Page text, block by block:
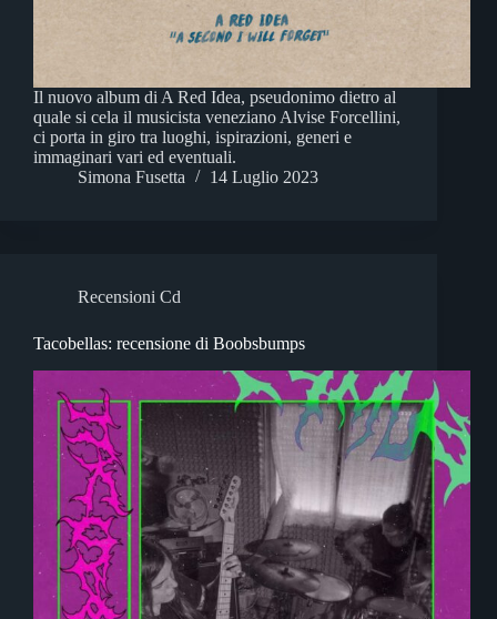
Il nuovo album di A Red Idea, pseudonimo dietro al
quale si cela il musicista veneziano Alvise Forcellini,
ci porta in giro tra luoghi, ispirazioni, generi e
immaginari vari ed eventuali.
Simona Fusetta
14 Luglio 2023
Recensioni Cd
Tacobellas: recensione di Boobsbumps